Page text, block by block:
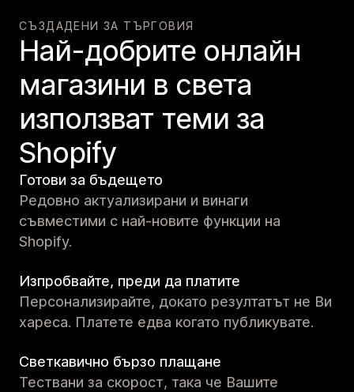
СЪЗДАДЕНИ ЗА ТЪРГОВИЯ
Най-добрите онлайн
магазини в света
използват теми за
Shopify
Готови за бъдещето
Редовно актуализирани и винаги
съвместими с най-новите функции на
Shopify.
Изпробвайте, преди да платите
Персонализирайте, докато резултатът не Ви
хареса. Платете едва когато публикувате.
Светкавично бързо плащане
Тествани за скорост, така че Вашите